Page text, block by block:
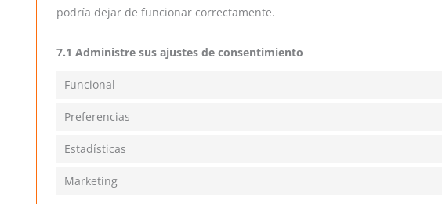
podría dejar de funcionar correctamente.
7.1 Administre sus ajustes de consentimiento
Funcional
Preferencias
Estadísticas
Marketing